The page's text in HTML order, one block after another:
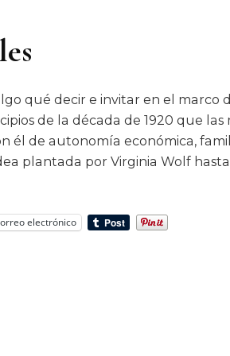
qué decir e invitar en el marco
de la década de 1920 que las
él de autonomía económica,
plantada por Virginia Wolf
electrónico